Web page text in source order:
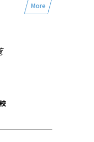
More